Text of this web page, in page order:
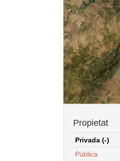
Propietat
Privada (-)
Pública